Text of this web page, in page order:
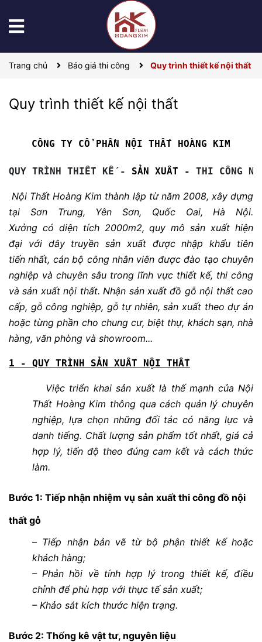
Trang chủ Báo giá thi công Quy trình thiết kế nội thất
Quy trình thiết kế nội thất
CÔNG TY CỔ PHẦN NỘI THẤT HOÀNG KIM
QUY TRÌNH THIẾT KẾ - SẢN XUẤT - THI CÔNG
Nội Thất Hoàng Kim thành lập từ năm 2008, xây dựng
tại Sơn Trung, Yên Sơn, Quốc Oai, Hà Nội.
Xưởng có diện tích 2000m2, quy mô sản xuất hiện
đại với dây truyền sản xuất được nhập khẩu tiên
tiến nhất, cán bộ công nhân viên được đào tạo chuyên
nghiệp và chuyên sâu trong lĩnh vực thiết kế, thi công
và sản xuất nội thất. Nhận sản xuất đồ gỗ nội thất cao
cấp, gỗ công nghiệp, gỗ tự nhiên, sản xuất theo dự án
hoặc từng phần cho chung cư, biệt thự, khách sạn, nhà
hàng, văn phòng và showroom...
1 - QUY TRÌNH SẢN XUẤT NỘI THẤT
Việc triển khai sản xuất là thế mạnh của Nội
Thất Hoàng Kim thông qua cách quản lý chuyên
nghiệp, lựa chọn những đối tác có năng lực và
danh tiếng. Chất lượng sản phẩm tốt nhất, giá cả
hợp lý, tiến độ theo đúng cam kết và cách thức
làm.
Bước 1: Tiếp nhận nhiệm vụ sản xuất thi công đồ nội
thất gỗ
– Tiếp nhận bản vẽ từ bộ phận thiết kế hoặc
khách hàng;
– Phản hồi về tính hợp lý trong thiết kế, điều
chỉnh để phù hợp với thực tế sản xuất;
– Khảo sát kích thước hiện trạng.
Bước 2: Thống kê vật tư, nguyên liệu